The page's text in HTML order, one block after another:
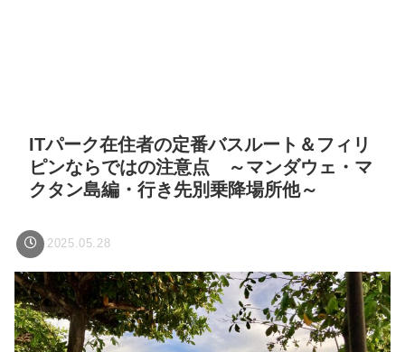
ITパーク在住者の定番バスルート＆フィリ
ピンならではの注意点 ～マンダウェ・マ
クタン島編・行き先別乗降場所他～
2025.05.28